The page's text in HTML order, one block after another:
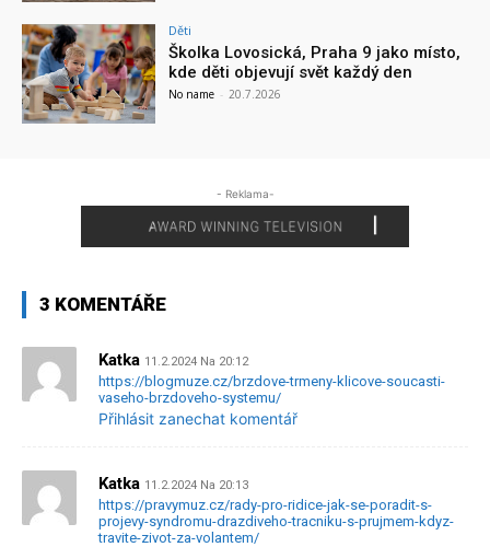
Děti
Školka Lovosická, Praha 9 jako místo,
kde děti objevují svět každý den
No name - 20.7.2026
- Reklama-
3 KOMENTÁŘE
Katka 11.2.2024 Na 20:12
https://blogmuze.cz/brzdove-trmeny-klicove-soucasti-
vaseho-brzdoveho-systemu/
Přihlásit zanechat komentář
Katka 11.2.2024 Na 20:13
https://pravymuz.cz/rady-pro-ridice-jak-se-poradit-s-
projevy-syndromu-drazdiveho-tracniku-s-prujmem-kdyz-
travite-zivot-za-volantem/